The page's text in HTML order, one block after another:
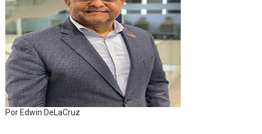
Por Edwin DeLaCruz